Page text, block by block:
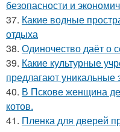
безопасности и
37. Какие водные
отдыха
38. Одиночество даёт о
39. Какие культурные
предлагают уникальные
40. В Пскове женщина
котов.
41. Пленка для дверей